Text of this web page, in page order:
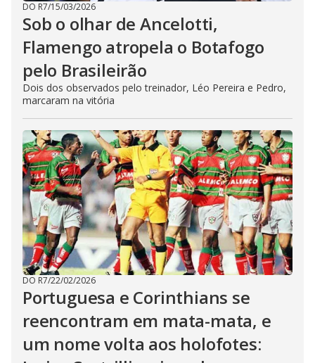
DO R7/15/03/2026
Sob o olhar de Ancelotti,
Flamengo atropela o Botafogo
pelo Brasileirão
Dois dos observados pelo treinador, Léo Pereira e Pedro,
marcaram na vitória
DO R7/22/02/2026
Portuguesa e Corinthians se
reencontram em mata-mata, e
um nome volta aos holofotes: